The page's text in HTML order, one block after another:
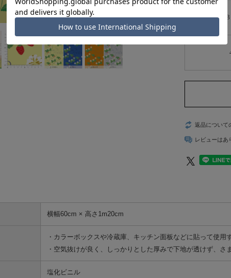
返品について
レビューはあ
横幅60cm × 高さ1m20cm
・カラーボックスや冷蔵庫、キッチン面板などに貼って使用
・空気抜けが良く、しっかりとした厚みで下地が透けず、さ
塩化ビニル